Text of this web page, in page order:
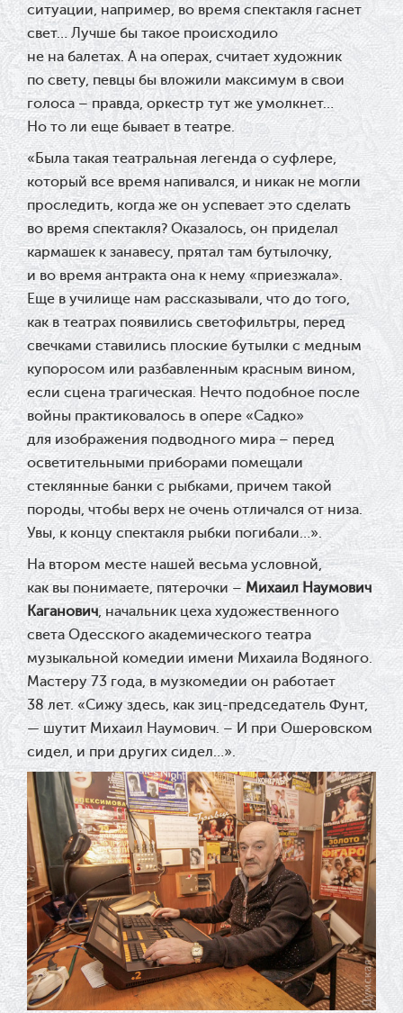
ситуации, например, во время спектакля гаснет
свет… Лучше бы такое происходило
не на балетах. А на операх, считает художник
по свету, певцы бы вложили максимум в свои
голоса – правда, оркестр тут же умолкнет…
Но то ли еще бывает в театре.
«Была такая театральная легенда о суфлере,
который все время напивался, и никак не могли
проследить, когда же он успевает это сделать
во время спектакля? Оказалось, он приделал
кармашек к занавесу, прятал там бутылочку,
и во время антракта она к нему «приезжала».
Еще в училище нам рассказывали, что до того,
как в театрах появились светофильтры, перед
свечками ставились плоские бутылки с медным
купоросом или разбавленным красным вином,
если сцена трагическая. Нечто подобное после
войны практиковалось в опере «Садко»
для изображения подводного мира – перед
осветительными приборами помещали
стеклянные банки с рыбками, причем такой
породы, чтобы верх не очень отличался от низа.
Увы, к концу спектакля рыбки погибали…».
На втором месте нашей весьма условной,
как вы понимаете, пятерочки –Михаил Наумович
Каганович, начальник цеха художественного
света Одесского академического театра
музыкальной комедии имени Михаила Водяного.
Мастеру 73 года, в музкомедии он работает
38 лет. «Сижу здесь, как зиц-председатель Фунт,
— шутит Михаил Наумович. – И при Ошеровском
сидел, и при других сидел…».